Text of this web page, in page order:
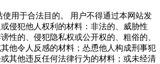
用于合法目的。 用户不得通过本网站发
侵犯他人权利的材料：非法的、威胁性
性的、侵犯隐私权或公开权的、粗俗的、
他令人反感的材料；怂恿他人构成刑事犯
其他违反任何法律行为的材料；或未经清